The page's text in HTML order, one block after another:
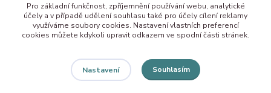
Šenov u N. Jičína
Pro základní funkčnost, zpříjemnění používání webu, analytické
účely a v případě udělení souhlasu také pro účely cílení reklamy
využíváme soubory cookies. Nastavení vlastních preferencí
cookies můžete kdykoli upravit odkazem ve spodní části stránek.
Nastavení Souhlasím